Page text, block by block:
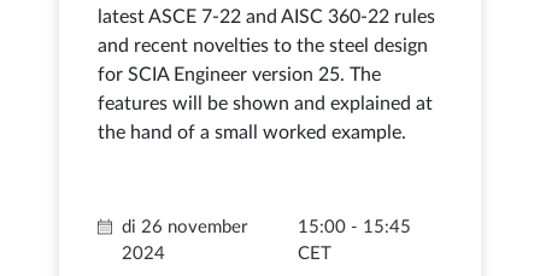
latest ASCE 7-22 and AISC 360-22 rules
and recent novelties to the steel design
for SCIA Engineer version 25. The
features will be shown and explained at
the hand of a small worked example.
di 26 november
2024
15:00 - 15:45
CET